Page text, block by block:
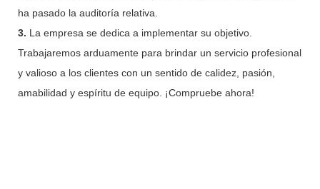
ha pasado la auditoría relativa.
3. La empresa se dedica a implementar su objetivo.
Trabajaremos arduamente para brindar un servicio profesional
y valioso a los clientes con un sentido de calidez, pasión,
amabilidad y espíritu de equipo. ¡Compruebe ahora!